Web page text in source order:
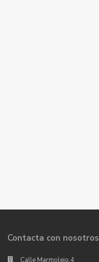
Contacta con nosotros
Calle Marmolejo,4